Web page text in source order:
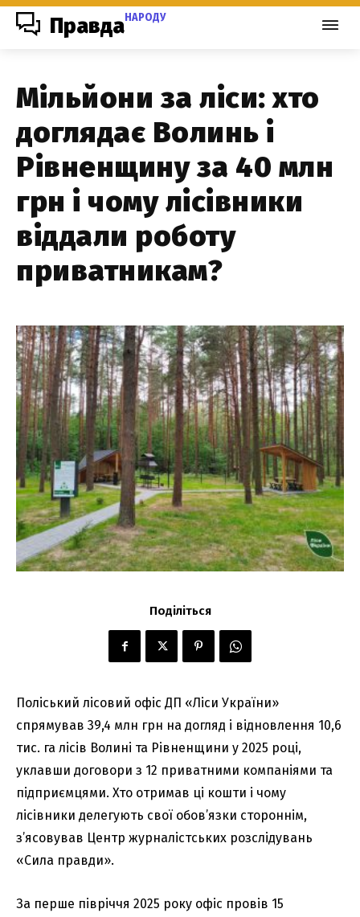
ПравдаНАРОДУ
Мільйони за ліси: хто
доглядає Волинь і
Рівненщину за 40 млн
грн і чому лісівники
віддали роботу
приватникам?
Поділіться
Поліський лісовий офіс ДП «Ліси України»
спрямував 39,4 млн грн на догляд і відновлення 10,6
тис. га лісів Волині та Рівненщини у 2025 році,
уклавши договори з 12 приватними компаніями та
підприємцями. Хто отримав ці кошти і чому
лісівники делегують свої обов’язки стороннім,
з’ясовував Центр журналістських розслідувань
«Сила правди».
За перше півріччя 2025 року офіс провів 15